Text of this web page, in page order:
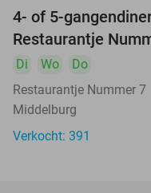
4- of 5-
Restaurantje
Di Wo
Do
Restaurantje Nummer 7
Middelburg
Verkocht: 391